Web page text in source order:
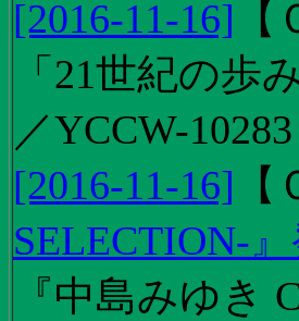
[2016-11-16] 【
「21世紀の
／YCCW-10283
[2016-11-16] 【
SELECTION-
『中島みゆき